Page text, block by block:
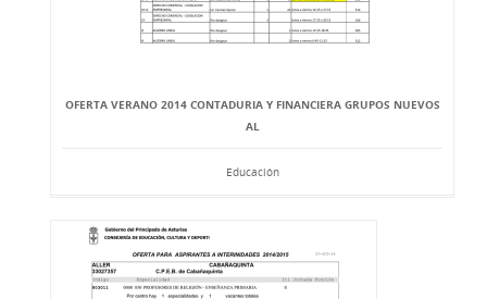
OFERTA VERANO 2014 CONTADURIA Y FINANCIERA GRUPOS NUEVOS
AL
Educación